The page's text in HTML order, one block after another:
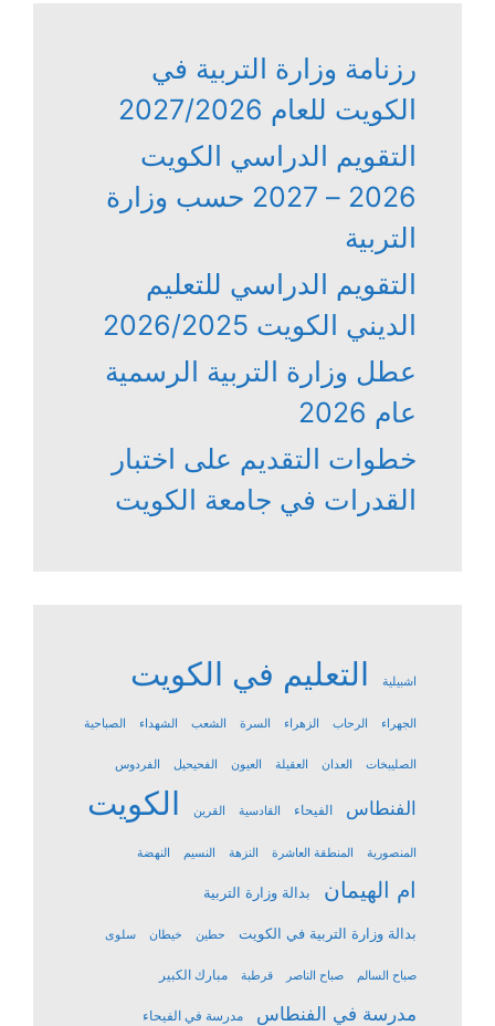
رزنامة وزارة التربية في
الكويت للعام 2027/2026
التقويم الدراسي الكويت
2026 – 2027 حسب وزارة
التربية
التقويم الدراسي للتعليم
الديني الكويت 2026/2025
عطل وزارة التربية الرسمية
عام 2026
خطوات التقديم على اختبار
القدرات في جامعة الكويت
اشبيلية التعليم في الكويت
الجهراء الرحاب الزهراء السرة الشعب الشهداء الصباحية
الصليبخات العدان العقيلة العيون الفحيحيل الفردوس
الفنطاس الفيحاء القادسية القرين الكويت
المنصورية المنطقة العاشرة النزهة النسيم النهضة
ام الهيمان بدالة وزارة التربية
بدالة وزارة التربية في الكويت حطين خيطان سلوى
صباح السالم صباح الناصر قرطبة مبارك الكبير
مدرسة في الفنطاس مدرسة في الفيحاء